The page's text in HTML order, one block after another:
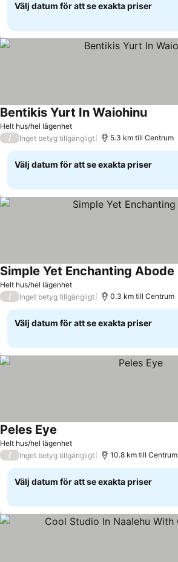
Välj datum för att se exakta priser
Helt hus/hel lägenhet
Bentikis Yurt In Waiohinu
/ Inget betyg tillgängligt 5.3 km till Centrum
Välj datum för att se exakta priser
Helt hus/hel lägenhet
Simple Yet Enchanting Abode
/ Inget betyg tillgängligt 0.3 km till Centrum
Välj datum för att se exakta priser
Helt hus/hel lägenhet
Peles Eye
/ Inget betyg tillgängligt 10.8 km till Centrum
Välj datum för att se exakta priser